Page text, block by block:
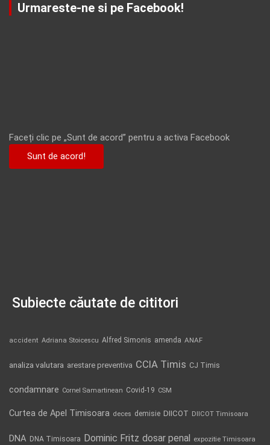
Urmareste-ne si pe Facebook!
Faceți clic pe „Sunt de acord” pentru a activa Facebook
Sunt de acord!
Subiecte căutate de cititori
accident Adriana Stoicescu Alfred Simonis amenda ANAF
analiza valutara arestare preventiva CCIA Timis CJ Timis
condamnare Cornel Samartinean Covid-19 CSM
Curtea de Apel Timisoara deces demisie DIICOT DIICOT Timisoara
DNA DNA Timisoara Dominic Fritz dosar penal expozitie Timisoara